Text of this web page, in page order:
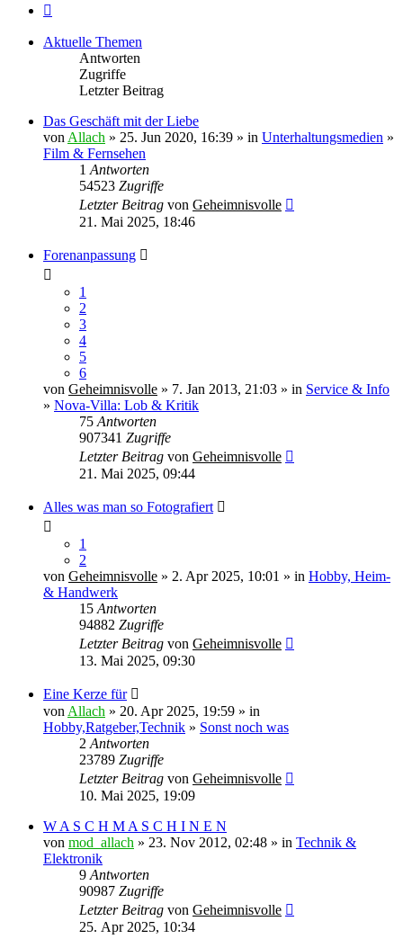
Aktuelle Themen
Antworten
Zugriffe
Letzter Beitrag
Das Geschäft mit der Liebe
von Allach » 25. Jun 2020, 16:39 » in Unterhaltungsmedien »
Film & Fernsehen
1 Antworten
54523 Zugriffe
Letzter Beitrag von Geheimnisvolle
21. Mai 2025, 18:46
Forenanpassung
1
2
3
4
5
6
von Geheimnisvolle » 7. Jan 2013, 21:03 » in Service & Info
» Nova-Villa: Lob & Kritik
75 Antworten
907341 Zugriffe
Letzter Beitrag von Geheimnisvolle
21. Mai 2025, 09:44
Alles was man so Fotografiert
1
2
von Geheimnisvolle » 2. Apr 2025, 10:01 » in Hobby, Heim-
& Handwerk
15 Antworten
94882 Zugriffe
Letzter Beitrag von Geheimnisvolle
13. Mai 2025, 09:30
Eine Kerze für
von Allach » 20. Apr 2025, 19:59 » in
Hobby,Ratgeber,Technik » Sonst noch was
2 Antworten
23789 Zugriffe
Letzter Beitrag von Geheimnisvolle
10. Mai 2025, 19:09
W A S C H M A S C H I N E N
von mod_allach » 23. Nov 2012, 02:48 » in Technik &
Elektronik
9 Antworten
90987 Zugriffe
Letzter Beitrag von Geheimnisvolle
25. Apr 2025, 10:34